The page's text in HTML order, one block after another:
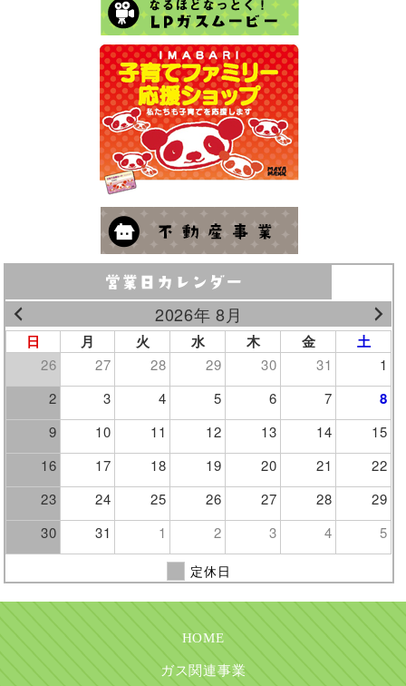
2026年 8月
日 月 火 水 木 金 土
26 27 28 29 30 31
1
2
3 4 5 6 7 8
9 10 11 12 13 14
15
16
17 18 19 20 21
22
23
24 25 26 27 28
29
30
31 1 2 3 4 5
定休日
HOME
ガス関連事業